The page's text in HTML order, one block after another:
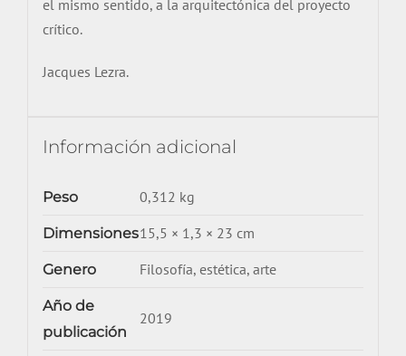
el mismo sentido, a la arquitectónica del proyecto
crítico.
Jacques Lezra.
Información adicional
Peso 0,312 kg
Dimensiones15,5 × 1,3 × 23 cm
Genero Filosofía, estética, arte
Año de
publicación
2019